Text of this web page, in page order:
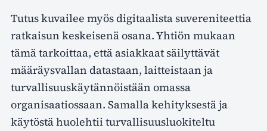
Tutus kuvailee myös digitaalista suvereniteettia
ratkaisun keskeisenä osana. Yhtiön mukaan
tämä tarkoittaa, että asiakkaat säilyttävät
määräysvallan datastaan, laitteistaan ja
turvallisuuskäytännöistään omassa
organisaatiossaan. Samalla kehityksestä ja
käytöstä huolehtii turvallisuusluokiteltu